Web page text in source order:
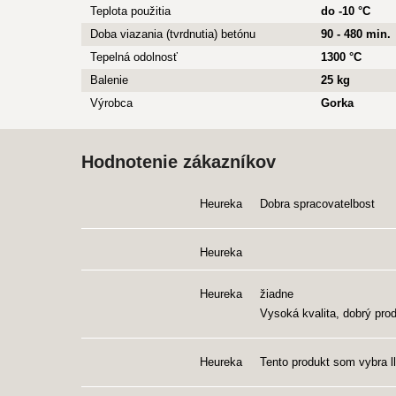
Teplota použitia
do -10 °C
Doba viazania (tvrdnutia) betónu
90 - 480 min.
Tepelná odolnosť
1300 °C
Balenie
25 kg
Výrobca
Gorka
Hodnotenie zákazníkov
Heureka Dobra spracovatelbost
Heureka
Heureka
žiadne
Vysoká kvalita, dobrý
Heureka Tento produkt som vybra